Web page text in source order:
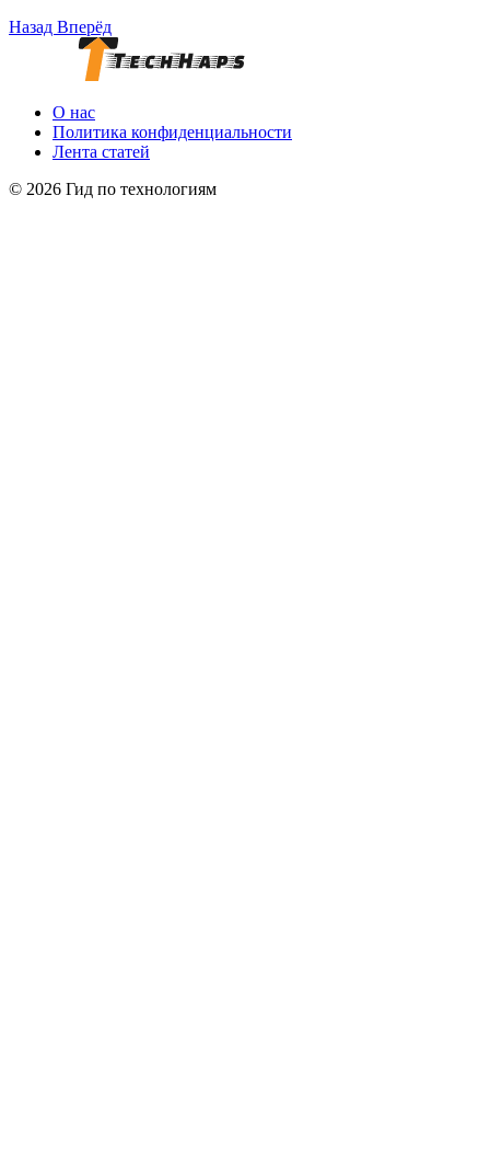
Назад Вперёд
О нас
Политика конфиденциальности
Лента статей
© 2026 Гид по технологиям